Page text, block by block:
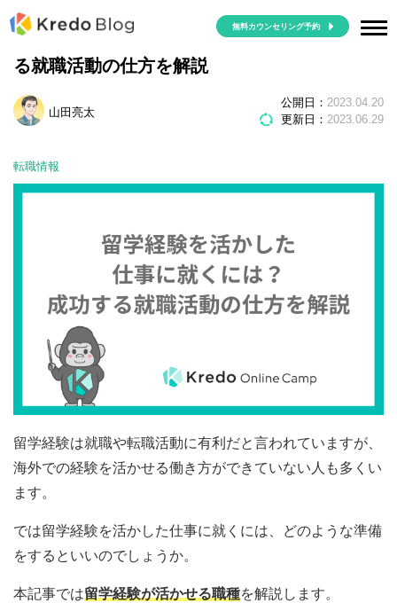
無料カウンセリング予約
留学経験を活かした仕事に就くには？成功す
る就職活動の仕方を解説
山田亮太
公開日： 2023.04.20
更新日： 2023.06.29
転職情報
留学経験は就職や転職活動に有利だと言われていますが、
海外での経験を活かせる働き方ができていない人も多くい
ます。
では留学経験を活かした仕事に就くには、どのような準備
をするといいのでしょうか。
本記事では留学経験が活かせる職種を解説します。